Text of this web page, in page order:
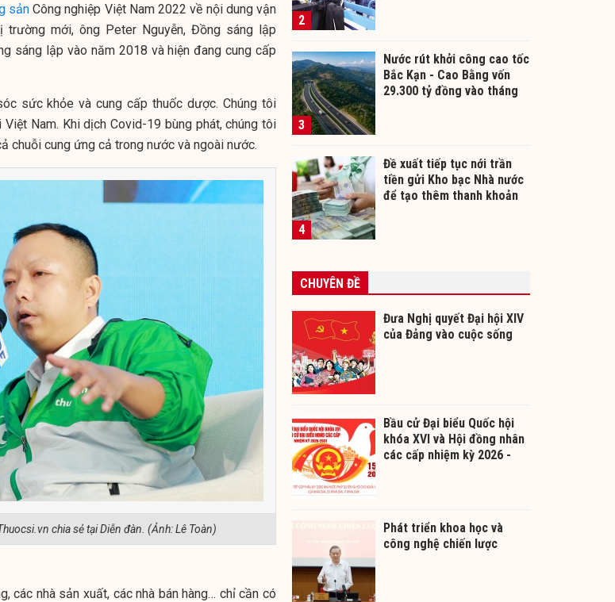
sản Công nghiệp Việt Nam 2022 về nội dung vận
trường mới, ông Peter Nguyễn, Đồng sáng lập
sáng lập vào năm 2018 và hiện đang cung cấp
sức khỏe và cung cấp thuốc dược. Chúng tôi
Nam. Khi dịch Covid-19 bùng phát, chúng tôi
chuỗi cung ứng cả trong nước và ngoài nước.
chia sẻ tại Diễn đàn. (Ảnh: Lê Toàn)
các nhà sản xuất, các nhà bán hàng… chỉ cần có
2
3
Nước rút khởi công cao tốc
Bắc Kạn - Cao Bằng vốn
29.300 tỷ đồng vào tháng
4
Đề xuất tiếp tục nới trần
tiền gửi Kho bạc Nhà nước
để tạo thêm thanh khoản
CHUYÊN ĐỀ
Đưa Nghị quyết Đại hội XIV
của Đảng vào cuộc sống
Bầu cử Đại biểu Quốc hội
khóa XVI và Hội đồng nhân
các cấp nhiệm kỳ 2026 -
Phát triển khoa học và
công nghệ chiến lược